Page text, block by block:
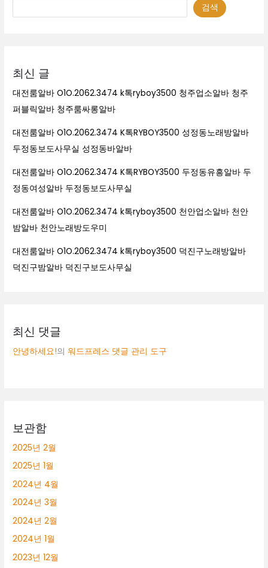
검색
최신 글
대전룸알바 O1O.2062.3474 k톡ryboy3500 청주업소알바 청주
퍼블릭알바 청주룸싸롱알바
대전룸알바 O1O.2062.3474 K톡RYBOY3500 성정동노래방알바
두정동보도사무실 성정동바알바
대전룸알바 O1O.2062.3474 K톡RYBOY3500 두정동유흥알바 두
정동여성알바 두정동보도사무실
대전룸알바 O1O.2062.3474 k톡ryboy3500 천안업소알바 천안
밤알바 천안노래방도우미
대전룸알바 O1O.2062.3474 k톡ryboy3500 덕진구노래방알바
덕진구밤알바 덕진구보도사무실
최신 댓글
안녕하세요!의워드프레스 댓글 관리 도구
보관함
2025년 2월
2025년 1월
2024년 4월
2024년 3월
2024년 2월
2024년 1월
2023년 12월